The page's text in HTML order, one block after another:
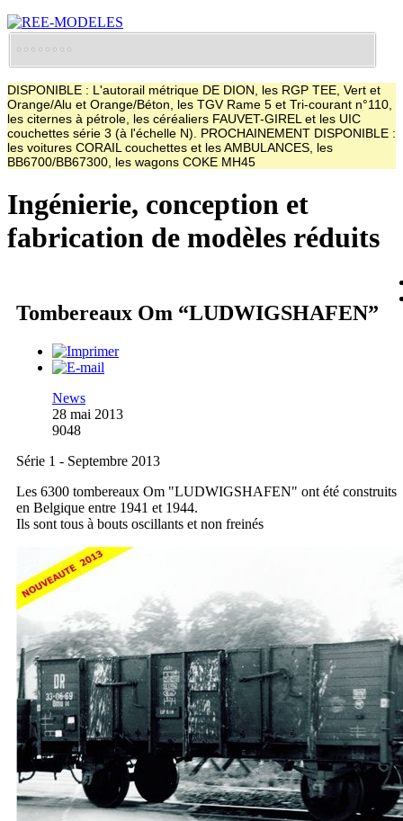
DISPONIBLE : L'autorail métrique DE DION, les RGP TEE, Vert et
Orange/Alu et Orange/Béton, les TGV Rame 5 et Tri-courant n°110,
les citernes à pétrole, les céréaliers FAUVET-GIREL et les UIC
couchettes série 3 (à l'échelle N). PROCHAINEMENT DISPONIBLE :
les voitures CORAIL couchettes et les AMBULANCES, les
BB6700/BB67300, les wagons COKE MH45
Ingénierie, conception et
fabrication de modèles réduits
Tombereaux Om “LUDWIGSHAFEN”
News
28 mai 2013
9048
Série 1 - Septembre 2013
Les 6300 tombereaux Om "LUDWIGSHAFEN" ont été construits
en Belgique entre 1941 et 1944.
Ils sont tous à bouts oscillants et non freinés